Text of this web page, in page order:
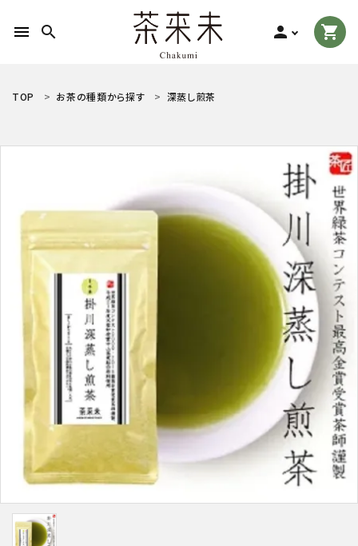
menu search person shopping_cart
search
ACCOUNT MENU
meeting_room ログイン person 新規会員登録
お茶の種類から探す
食品から探す
ティーグッズから探す
特集アイテムから探す
ガイドライン
TOP お茶の種類から探す 深蒸し煎茶